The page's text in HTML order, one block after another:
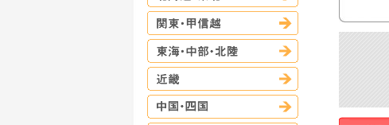
関東・甲信越